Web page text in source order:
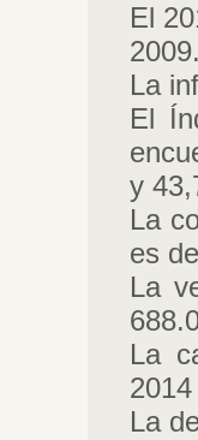
El
2009.
La
El
y
La
es
La
La
La